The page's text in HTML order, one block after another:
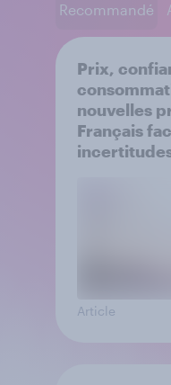
Recommandé
Prix,
nouvelles
Français
Article